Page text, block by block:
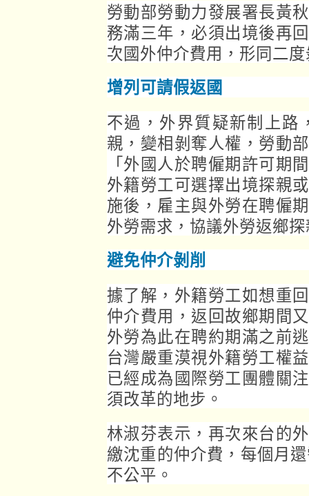
勞動部勞動力發展署長黃
務滿三年，必須出境後再
次國外仲介費用，形同二
增列可請假返國
不過，外界質疑新制上路
親，變相剝奪人權，勞動
「外國人於聘僱期許可期
外籍勞工可選擇出境探親
施後，雇主與外勞在聘僱
外勞需求，協議外勞返鄉
避免仲介剝削
據了解，外籍勞工如想重
仲介費用，返回故鄉期間
外勞為此在聘約期滿之前
台灣嚴重漠視外籍勞工權
已經成為國際勞工團體關
須改革的地步。
林淑芬表示，再次來台的
繳沈重的仲介費，每個月
不公平。